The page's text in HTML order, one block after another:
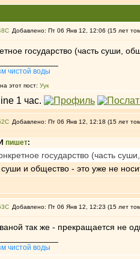
Добавлено: Пт 06 Янв 12, 12:06 (15 лет
государство (часть суши,
чистой воды
этот пост: Уук
Добавлено: Пт 06 Янв 12, 12:18 (15 лет
пишет:
государство (часть
суши и общество - это уже не
Добавлено: Пт 06 Янв 12, 12:23 (15 лет
так же - прекращается не
чистой воды